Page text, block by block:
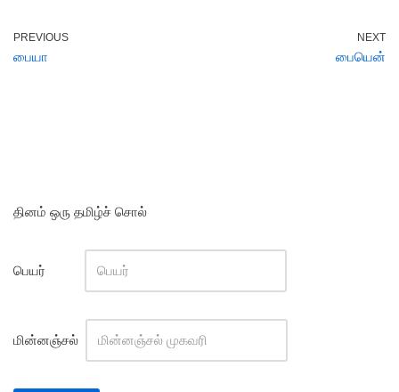
PREVIOUS
பையா
NEXT
பையென்
தினம் ஒரு தமிழ்ச் சொல்
பெயர்
மின்னஞ்சல்